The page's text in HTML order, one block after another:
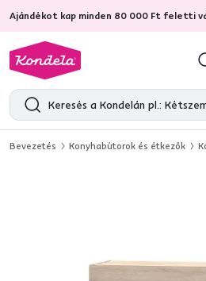
Ajándékot kap minden 80 000 Ft feletti
4,7 31 211 ellenőrzött
Bevezetés Konyhabútorok és étkezők